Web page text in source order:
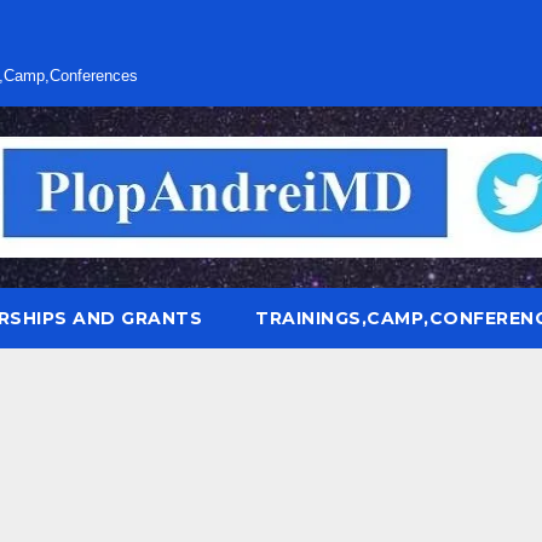
AND GRANTS